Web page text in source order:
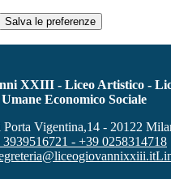
Salva le preferenze
XXIII - Liceo Artistico -
Economico Sociale
Porta Vigentina,14 - 20122
3939516721 - +39 0258314718